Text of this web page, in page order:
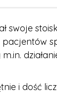
swoje
i dość